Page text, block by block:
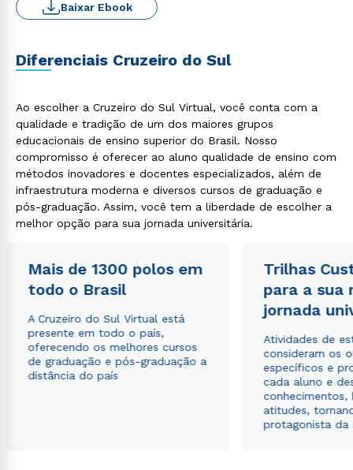
Baixar Ebook
Diferenciais Cruzeiro do Sul
Ao escolher a Cruzeiro do Sul Virtual, você conta com a
qualidade e tradição de um dos maiores grupos
educacionais de ensino superior do Brasil. Nosso
compromisso é oferecer ao aluno qualidade de ensino com
métodos inovadores e docentes especializados, além de
infraestrutura moderna e diversos cursos de graduação e
pós-graduação. Assim, você tem a liberdade de escolher a
melhor opção para sua jornada universitária.
Mais de 1300 polos em
todo o Brasil
A Cruzeiro do Sul Virtual está
presente em todo o país,
oferecendo os melhores cursos
de graduação e pós-graduação a
distância do país
Trilhas
para a sua
jornada
Atividades de
consideram os
específicos e
cada aluno e
conhecimentos,
atitudes,
protagonista da